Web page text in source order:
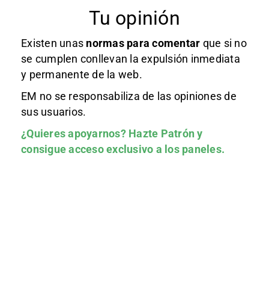
Tu opinión
Existen unas normas para comentar que si no
se cumplen conllevan la expulsión inmediata
y permanente de la web.
EM no se responsabiliza de las opiniones de
sus usuarios.
¿Quieres apoyarnos? Hazte Patróny
consigue acceso exclusivo a los paneles.